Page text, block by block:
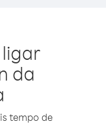
da
tempo de